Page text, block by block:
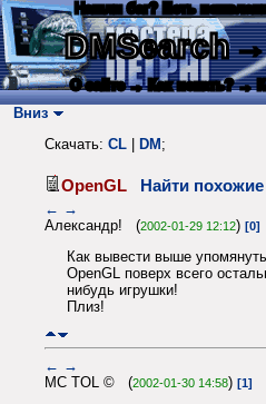
Нашли баг? Есть
DMSearch→
О сайте → Как искать? →
Вниз
Скачать: CL DM ;
OpenGL Найти похожие
← →
Александр! (2002-01-29 12:12) [0]
Как вывести выше
OpenGL поверх всего
нибудь игрушки!
Плиз!
← →
MC TOL © (2002-01-30 14:58) [1]